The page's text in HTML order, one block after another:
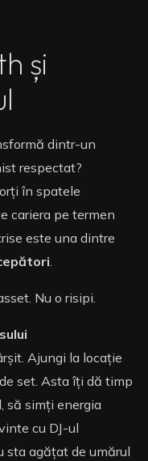
și
dintr-un
respectat?
în spatele
cariera pe termen
este una dintre
Nu o risipi.
Ajungi la locație
set. Asta îți dă timp
să simți energia
cu DJ-ul
sta agățat de umărul